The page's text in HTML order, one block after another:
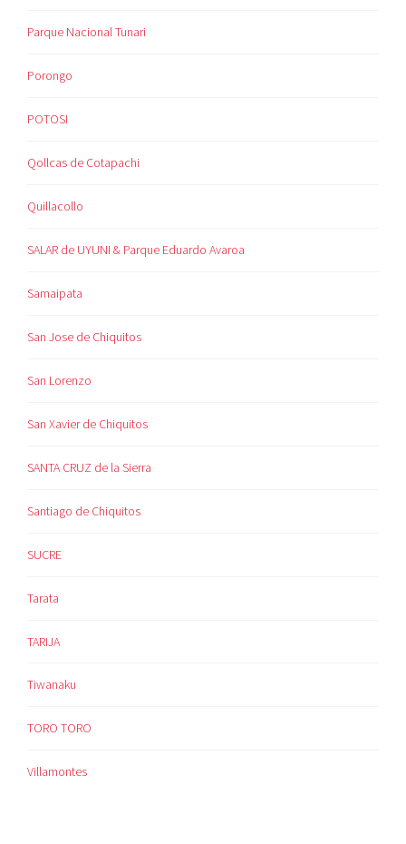
Parque Nacional Tunari
Porongo
POTOSI
Qollcas de Cotapachi
Quillacollo
SALAR de UYUNI & Parque Eduardo Avaroa
Samaipata
San Jose de Chiquitos
San Lorenzo
San Xavier de Chiquitos
SANTA CRUZ de la Sierra
Santiago de Chiquitos
SUCRE
Tarata
TARIJA
Tiwanaku
TORO TORO
Villamontes